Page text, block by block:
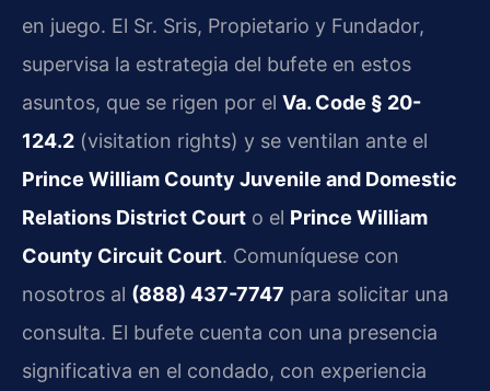
en juego. El Sr. Sris, Propietario y Fundador,
supervisa la estrategia del bufete en estos
asuntos, que se rigen por el Va. Code § 20-
124.2 (visitation rights) y se ventilan ante el
Prince William County Juvenile and Domestic
Relations District Court o el Prince William
County Circuit Court. Comuníquese con
nosotros al (888) 437-7747 para solicitar una
consulta. El bufete cuenta con una presencia
significativa en el condado, con experiencia